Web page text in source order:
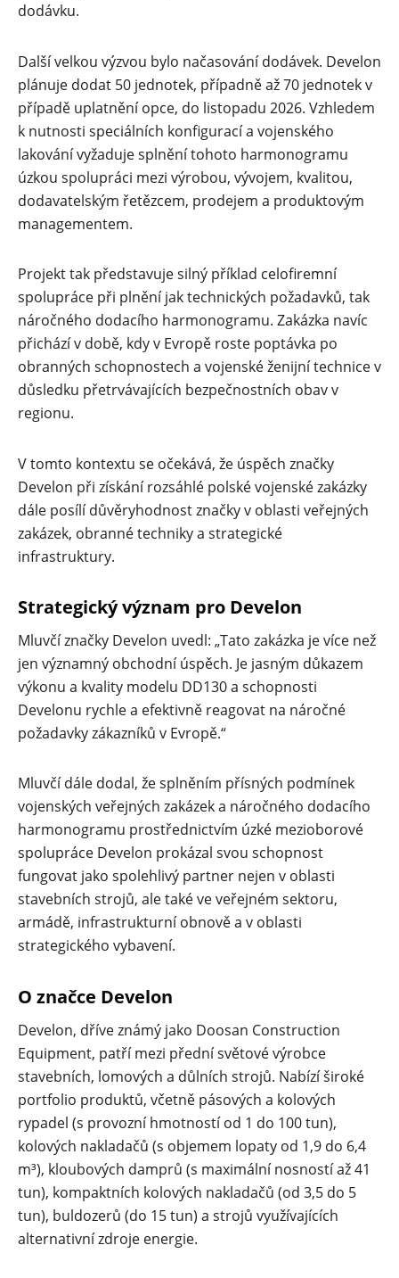
dodávku.
Další velkou výzvou bylo načasování dodávek. Develon
plánuje dodat 50 jednotek, případně až 70 jednotek v
případě uplatnění opce, do listopadu 2026. Vzhledem
k nutnosti speciálních konfigurací a vojenského
lakování vyžaduje splnění tohoto harmonogramu
úzkou spolupráci mezi výrobou, vývojem, kvalitou,
dodavatelským řetězcem, prodejem a produktovým
managementem.
Projekt tak představuje silný příklad celofiremní
spolupráce při plnění jak technických požadavků, tak
náročného dodacího harmonogramu. Zakázka navíc
přichází v době, kdy v Evropě roste poptávka po
obranných schopnostech a vojenské ženijní technice v
důsledku přetrvávajících bezpečnostních obav v
regionu.
V tomto kontextu se očekává, že úspěch značky
Develon při získání rozsáhlé polské vojenské zakázky
dále posílí důvěryhodnost značky v oblasti veřejných
zakázek, obranné techniky a strategické
infrastruktury.
Strategický význam pro Develon
Mluvčí značky Develon uvedl: „Tato zakázka je více než
jen významný obchodní úspěch. Je jasným důkazem
výkonu a kvality modelu DD130 a schopnosti
Develonu rychle a efektivně reagovat na náročné
požadavky zákazníků v Evropě.“
Mluvčí dále dodal, že splněním přísných podmínek
vojenských veřejných zakázek a náročného dodacího
harmonogramu prostřednictvím úzké mezioborové
spolupráce Develon prokázal svou schopnost
fungovat jako spolehlivý partner nejen v oblasti
stavebních strojů, ale také ve veřejném sektoru,
armádě, infrastrukturní obnově a v oblasti
strategického vybavení.
O značce Develon
Develon, dříve známý jako Doosan Construction
Equipment, patří mezi přední světové výrobce
stavebních, lomových a důlních strojů. Nabízí široké
portfolio produktů, včetně pásových a kolových
rypadel (s provozní hmotností od 1 do 100 tun),
kolových nakladačů (s objemem lopaty od 1,9 do 6,4
m³), kloubových damprů (s maximální nosností až 41
tun), kompaktních kolových nakladačů (od 3,5 do 5
tun), buldozerů (do 15 tun) a strojů využívajících
alternativní zdroje energie.